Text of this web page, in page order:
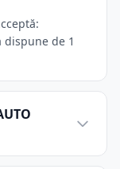
de 1